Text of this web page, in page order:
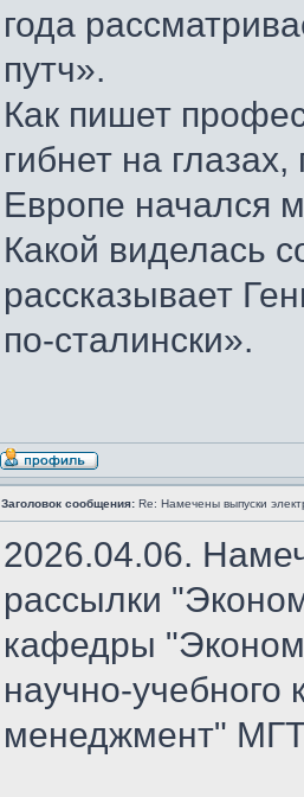
года
путч».
Как пишет
гибнет на
Европе начался
Какой виделась
рассказывает
по-сталински».
Заголовок сообщения: Re: Намечены выпуски
2026.04.06.
рассылки
кафедры
научно-
менеджмент"